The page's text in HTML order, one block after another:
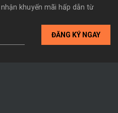
khuyến mãi hấp dẫn từ
ĐĂNG KÝ NGAY